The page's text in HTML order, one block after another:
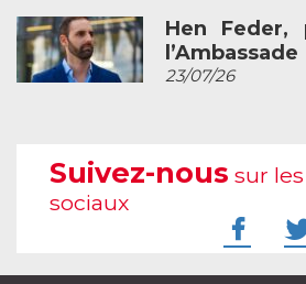
Hen Feder,
l’Ambassade
23/07/26
Suivez-nous sur
sociaux